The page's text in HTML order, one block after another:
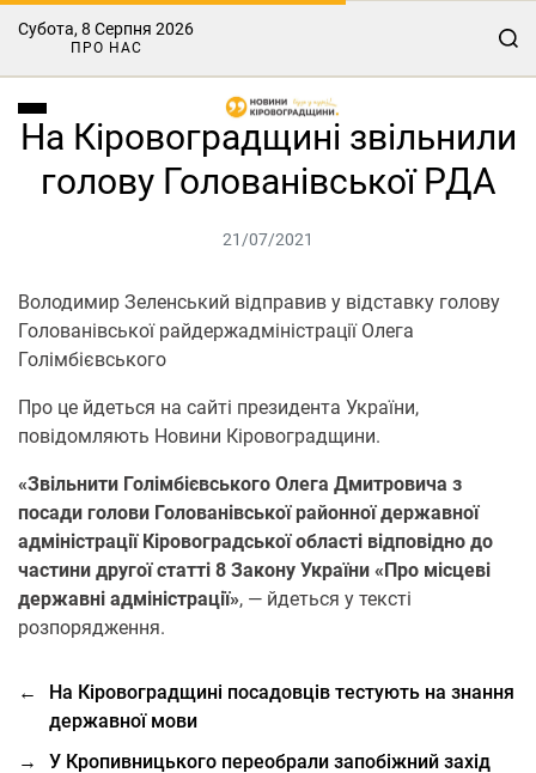
Субота, 8 Серпня 2026
ПРО НАС
На Кіровоградщині звільнили
голову Голованівської РДА
21/07/2021
Володимир Зеленський відправив у відставку голову
Голованівської райдержадміністрації Олега
Голімбієвського
Про це йдеться на сайті президента України,
повідомляють Нoвини Кірoвoградщини.
«Звільнити Голімбієвського Олега Дмитровича з
посади голови Голованівської районної державної
адміністрації Кіровоградської області відповідно до
частини другої статті 8 Закону України «Про місцеві
державні адміністрації», — йдеться у тексті
розпорядження.
←
На Кіровоградщині посадовців тестують на знання
державної мови
→
У Кропивницького переобрали запобіжний захід